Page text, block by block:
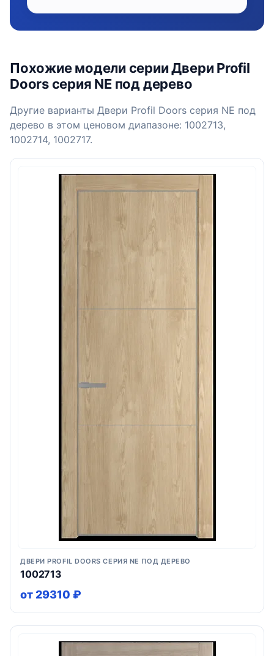
Похожие модели серии Двери Profil
Doors серия NE под дерево
Другие варианты Двери Profil Doors серия NE под
дерево в этом ценовом диапазоне: 1002713,
1002714, 1002717.
ДВЕРИ PROFIL DOORS СЕРИЯ NE ПОД ДЕРЕВО
1002713
от 29310 ₽